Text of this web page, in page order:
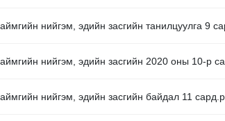
нийгэм, эдийн засгийн танилцуулга 9
нийгэм, эдийн засгийн 2020 оны 10-р
нийгэм, эдийн засгийн байдал 11